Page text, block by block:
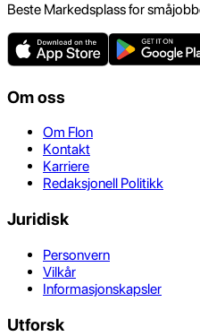
Beste Markedsplass for
Om oss
Om Flon
Kontakt
Karriere
Redaksjonell Politikk
Juridisk
Personvern
Vilkår
Informasjonskapsler
Utforsk